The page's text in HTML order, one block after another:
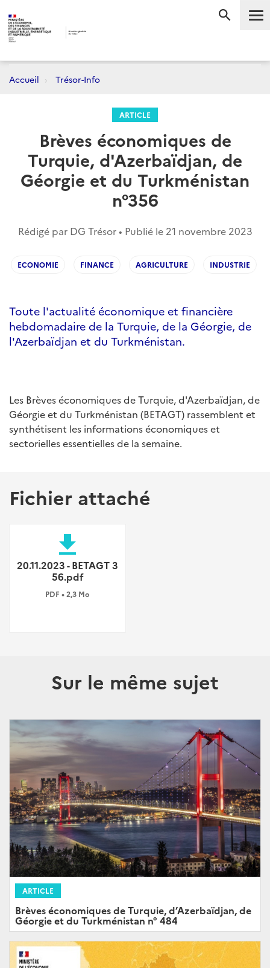
Accueil Trésor-Info
ARTICLE
Brèves économiques de
Turquie, d'Azerbaïdjan, de
Géorgie et du Turkménistan
n°356
Rédigé par DG Trésor • Publié le 21 novembre 2023
ECONOMIE FINANCE AGRICULTURE INDUSTRIE
Toute l'actualité économique et financière
hebdomadaire de la Turquie, de la Géorgie, de
l'Azerbaïdjan et du Turkménistan.
Les Brèves économiques de Turquie, d'Azerbaïdjan, de
Géorgie et du Turkménistan (BETAGT) rassemblent et
synthétisent les informations économiques et
sectorielles essentielles de la semaine.
Fichier attaché
file_download
20.11.2023 - BETAGT 3
56.pdf
PDF • 2,3 Mo
Sur le même sujet
ARTICLE
Brèves économiques de Turquie, d’Azerbaïdjan, de
Géorgie et du Turkménistan n° 484